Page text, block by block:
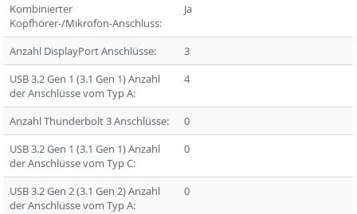
Kombinierter
Kopfhörer-/Mikrofon-Anschluss:
Ja
Anzahl DisplayPort Anschlüsse:
3
USB 3.2 Gen 1 (3.1 Gen 1) Anzahl
der Anschlüsse vom Typ A:
4
Anzahl Thunderbolt 3 Anschlüsse:
0
USB 3.2 Gen 1 (3.1 Gen 1) Anzahl
der Anschlüsse vom Typ C:
0
USB 3.2 Gen 2 (3.1 Gen 2) Anzahl
der Anschlüsse vom Typ A:
0